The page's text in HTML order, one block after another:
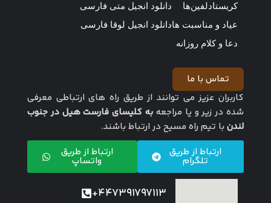
کریستادلفین‌ها
عیاد و مناسبت ها
دعا و کلام روزانه
دانلود انجیل متی فارسی
دانلود انجیل لوقا فارسی
تماس با ما
کاربران عزیز می توانند از طریق راه های ارتباطی معرفی
شده در زیر و یا مراجعه به کلیسای فارست هیل در جنوب
لندن با تیم راه مسیح در ارتباط باشند.
ارتباط از طریق
تلگرام
ارتباط از طریق
واتساپ
447391797113+